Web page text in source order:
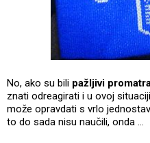
No, ako su bili pažljivi
znati odreagirati i u ovoj
može opravdati s vrlo
to do sada nisu naučili, onda …